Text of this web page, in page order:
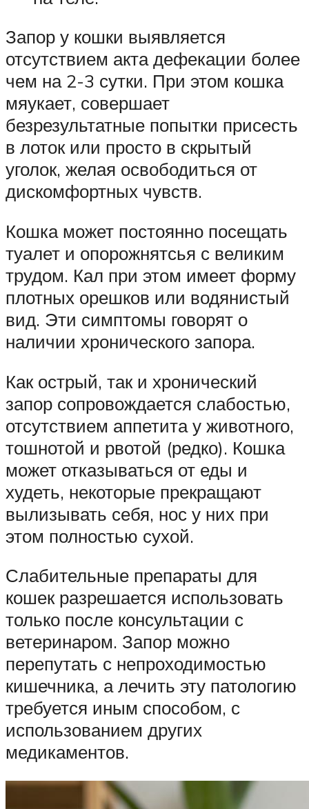
Запор у кошки выявляется
отсутствием акта дефекации более
чем на 2-3 сутки. При этом кошка
мяукает, совершает
безрезультатные попытки присесть
в лоток или просто в скрытый
уголок, желая освободиться от
дискомфортных чувств.
Кошка может постоянно посещать
туалет и опорожнятсья с великим
трудом. Кал при этом имеет форму
плотных орешков или водянистый
вид. Эти симптомы говорят о
наличии хронического запора.
Как острый, так и хронический
запор сопровождается слабостью,
отсутствием аппетита у животного,
тошнотой и рвотой (редко). Кошка
может отказываться от еды и
худеть, некоторые прекращают
вылизывать себя, нос у них при
этом полностью сухой.
Слабительные препараты для
кошек разрешается использовать
только после консультации с
ветеринаром. Запор можно
перепутать с непроходимостью
кишечника, а лечить эту патологию
требуется иным способом, с
использованием других
медикаментов.